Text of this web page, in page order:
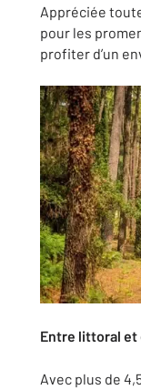
Appréciée
pour les
profiter d’un
Entre littoral
Avec plus de